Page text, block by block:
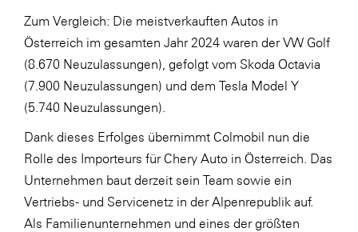
Zum Vergleich: Die meistverkauften Autos in
Österreich im gesamten Jahr 2024 waren der VW Golf
(8.670 Neuzulassungen), gefolgt vom Skoda Octavia
(7.900 Neuzulassungen) und dem Tesla Model Y
(5.740 Neuzulassungen).
Dank dieses Erfolges übernimmt Colmobil nun die
Rolle des Importeurs für Chery Auto in Österreich. Das
Unternehmen baut derzeit sein Team sowie ein
Vertriebs- und Servicenetz in der Alpenrepublik auf.
Als Familienunternehmen und eines der größten